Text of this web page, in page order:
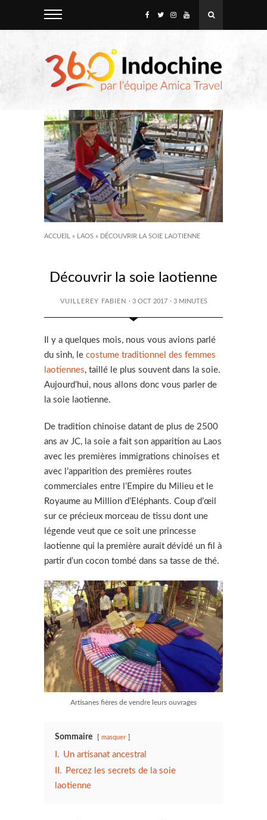
ACCUEIL » LAOS » DÉCOUVRIR LA SOIE LAOTIENNE
Découvrir la soie laotienne
VUILLEREY FABIEN · 3 OCT 2017 · 3 MINUTES
Il y a quelques mois, nous vous avions parlé
du sinh, le costume traditionnel des femmes
laotiennes, taillé le plus souvent dans la soie.
Aujourd’hui, nous allons donc vous parler de
la soie laotienne.
De tradition chinoise datant de plus de 2500
ans av JC, la soie a fait son apparition au Laos
avec les premières immigrations chinoises et
avec l’apparition des premières routes
commerciales entre l’Empire du Milieu et le
Royaume au Million d’Eléphants. Coup d’œil
sur ce précieux morceau de tissu dont une
légende veut que ce soit une princesse
laotienne qui la première aurait dévidé un fil à
partir d’un cocon tombé dans sa tasse de thé.
Artisanes fières de vendre leurs ouvrages
Sommaire masquer
I. Un artisanat ancestral
II. Percez les secrets de la soie
laotienne